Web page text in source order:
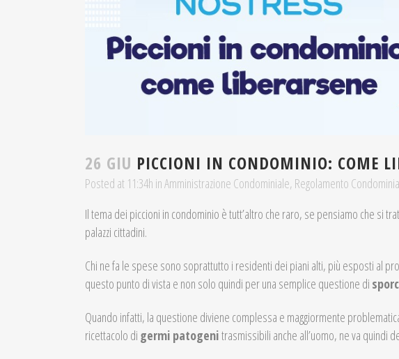
26 GIU PICCIONI IN CONDOMINIO: COME
Posted at 11:34h inAmministrazione Condominiale, Regolamento
Il tema dei piccioni in condominio è tutt’altro che raro, se pensiamo che si
palazzi cittadini.
Chi ne fa le spese sono soprattutto i residenti dei piani alti, più esposti al
questo punto di vista e non solo quindi per una semplice questione di
Quando infatti, la questione diviene complessa e maggiormente
ricettacolo di germi patogenitrasmissibili anche all’uomo, ne va quindi